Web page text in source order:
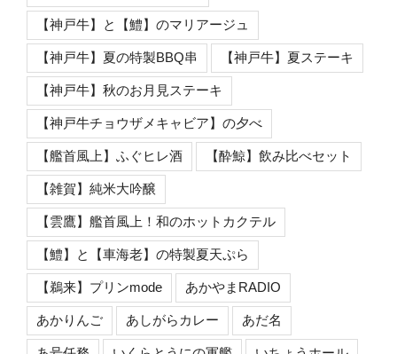
【神戸牛】と【鱧】のマリアージュ
【神戸牛】夏の特製BBQ串 【神戸牛】夏ステーキ
【神戸牛】秋のお月見ステーキ
【神戸牛チョウザメキャビア】の夕べ
【艦首風上】ふぐヒレ酒 【酔鯨】飲み比べセット
【雑賀】純米大吟醸
【雲鷹】艦首風上！和のホットカクテル
【鱧】と【車海老】の特製夏天ぷら
【鵜来】プリンmode あかやまRADIO
あかりんご あしがらカレー あだ名